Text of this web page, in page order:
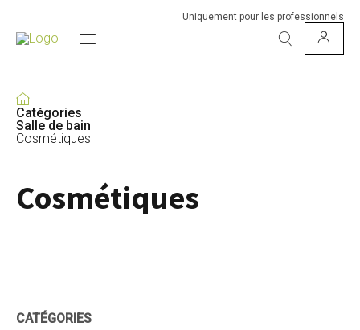
Uniquement pour les professionnels
Catégories
Salle de bain
Cosmétiques
Cosmétiques
CATÉGORIES